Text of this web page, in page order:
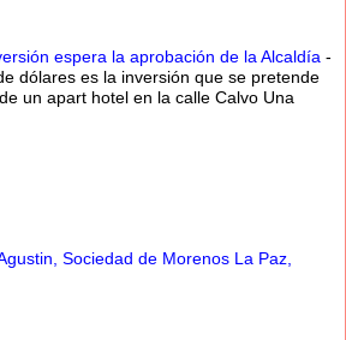
espera la aprobación de la Alcaldía -
dólares es la inversión que se pretende
un apart hotel en la calle Calvo Una
Sociedad de Morenos La Paz,